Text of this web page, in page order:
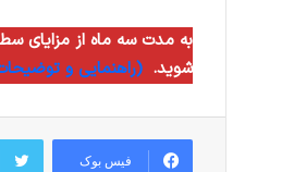
شوید. (راهنمایی و
فیس بوک